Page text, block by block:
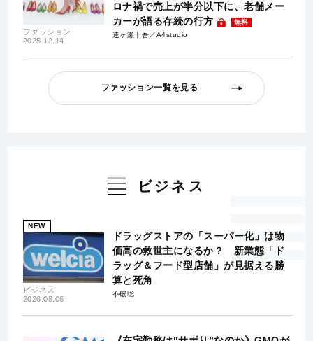
ファッション
2025.12.14
ロナ禍で売上が半分以下に、老舗メー
カーが語る存続の行方
無料
逢ヶ瀬十吾／A4studio
ファッション一覧を見る
ビジネス
NEW
ビジネス
2026.08.06
ドラッグストアの「スーパー化」は物
価高の救世主になるか？ 新業態「ド
ラッグ＆フード型店舗」が見据える勝
算と死角
不破聡